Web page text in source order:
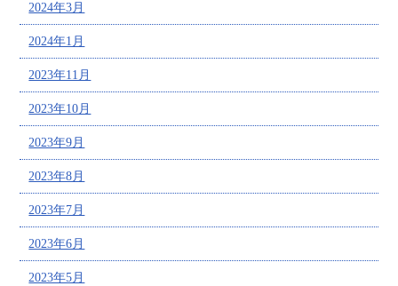
2024年3月
2024年1月
2023年11月
2023年10月
2023年9月
2023年8月
2023年7月
2023年6月
2023年5月